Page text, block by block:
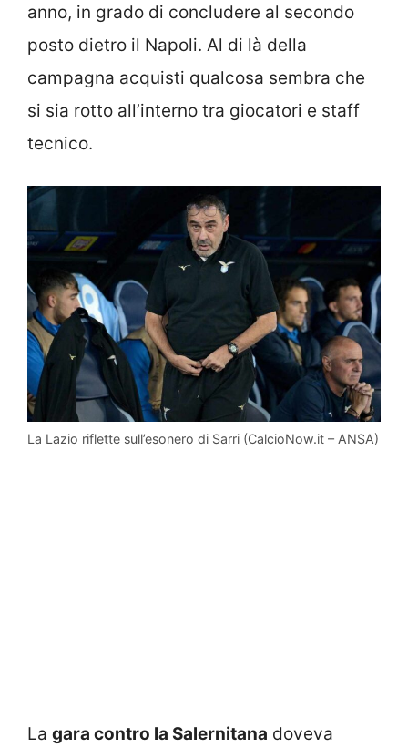
anno, in grado di concludere al secondo
posto dietro il Napoli. Al di là della
campagna acquisti qualcosa sembra che
si sia rotto all’interno tra giocatori e staff
tecnico.
La Lazio riflette sull’esonero di Sarri (CalcioNow.it – ANSA)
La gara contro la Salernitana doveva